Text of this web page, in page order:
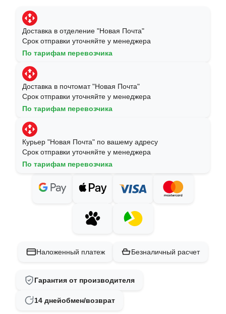
Доставка в отделение "Новая Почта"
Срок отправки уточняйте у менеджера
По тарифам перевозчика
Доставка в почтомат "Новая Почта"
Срок отправки уточняйте у менеджера
По тарифам перевозчика
Курьер "Новая Почта" по вашему адресу
Срок отправки уточняйте у менеджера
По тарифам перевозчика
Наложенный платеж Безналичный расчет
Гарантия от производителя
14 днейобмен/возврат